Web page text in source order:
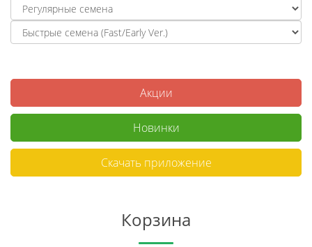
Акции
Новинки
Скачать приложение
Корзина